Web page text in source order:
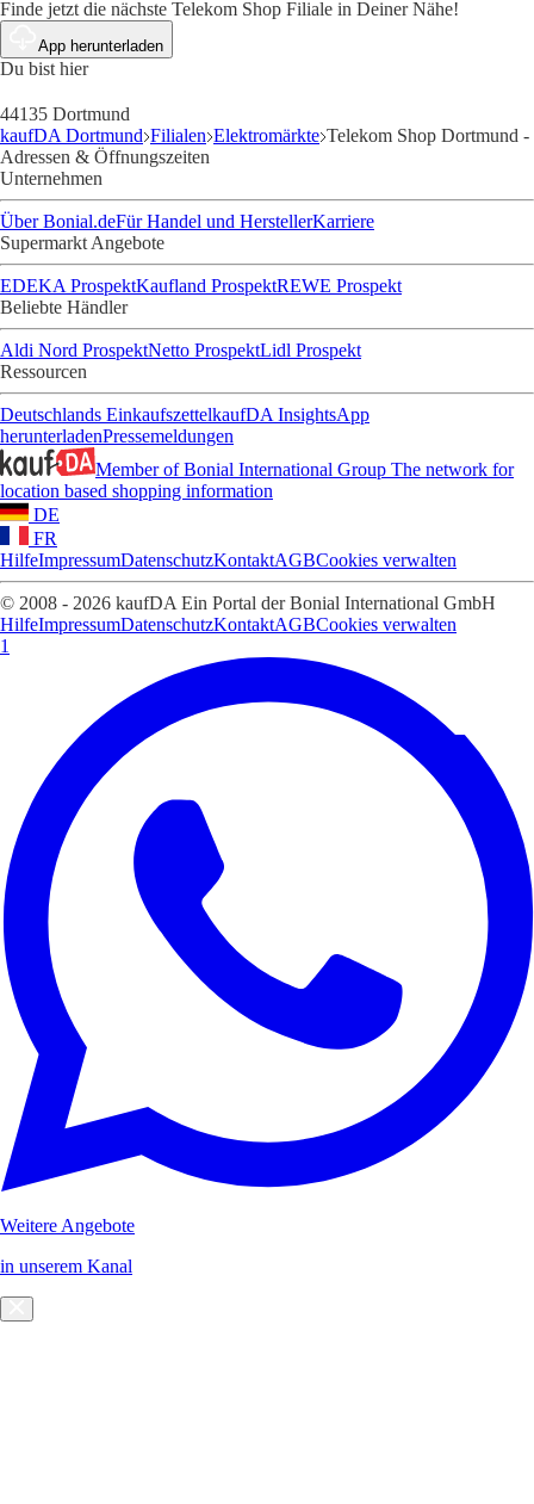
Finde jetzt die nächste Telekom Shop Filiale in Deiner Nähe!
App herunterladen
Du bist hier
44135 Dortmund
kaufDA Dortmund Filialen Elektromärkte Telekom Shop Dortmund -
Adressen & Öffnungszeiten
Unternehmen
Über Bonial.deFür Handel und HerstellerKarriere
Supermarkt Angebote
EDEKA ProspektKaufland ProspektREWE Prospekt
Beliebte Händler
Aldi Nord ProspektNetto ProspektLidl Prospekt
Ressourcen
Deutschlands EinkaufszettelkaufDA InsightsApp
herunterladenPressemeldungen
Member of Bonial International Group The network for
location based shopping information
DE
FR
HilfeImpressumDatenschutzKontaktAGBCookies verwalten
© 2008 - 2026 kaufDA Ein Portal der Bonial International GmbH
HilfeImpressumDatenschutzKontaktAGBCookies verwalten
1
Weitere Angebote
in unserem Kanal